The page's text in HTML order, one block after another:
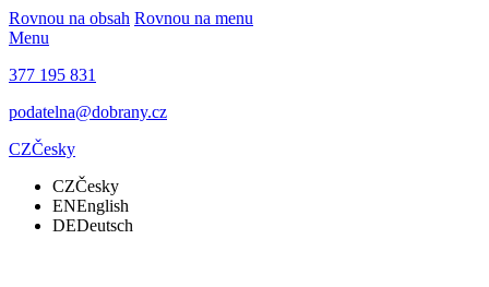
Rovnou na obsah Rovnou na menu
Menu
377 195 831
podatelna@dobrany.cz
CZČesky
CZČesky
ENEnglish
DEDeutsch